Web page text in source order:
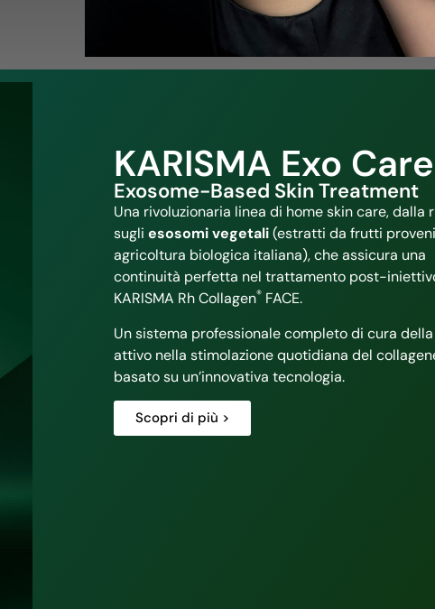
KARISMA Exo Care
Exosome-Based Skin Treatment
Una rivoluzionaria linea di home skin care, dalla
sugli esosomi vegetali(estratti da frutti
agricoltura biologica italiana), che assicura una
continuità perfetta nel trattamento post-
KARISMA Rh Collagen® FACE.
Un sistema professionale completo di cura
attivo nella stimolazione quotidiana del
basato su un’innovativa tecnologia.
Scopri di più >